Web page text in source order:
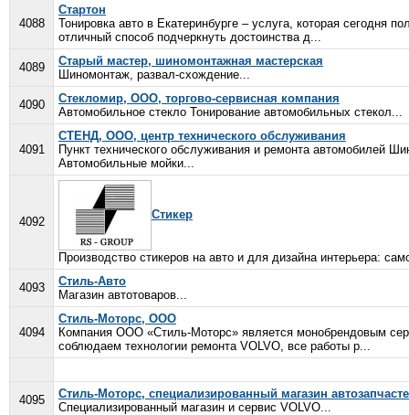
4088
Стартон
Тонировка авто в Екатеринбурге – услуга, которая
отличный способ подчеркнуть достоинства д...
4089
Старый мастер, шиномонтажная мастерская
Шиномонтаж, развал-схождение...
4090
Стекломир, ООО, торгово-сервисная компания
Автомобильное стекло Тонирование автомобильных стекол...
4091
СТЕНД, ООО, центр технического обслуживания
Пункт технического обслуживания и ремонта автомобилей
Автомобильные мойки...
4092
Стикер
Производство стикеров на авто и для дизайна интерьера:
4093
Стиль-Авто
Магазин автотоваров...
4094
Стиль-Моторс, ООО
Компания ООО «Стиль-Моторс» является монобрендовым
соблюдаем технологии ремонта VOLVO, все работы р...
4095
Стиль-Моторс, специализированный магазин
Специализированный магазин и сервис VOLVO...